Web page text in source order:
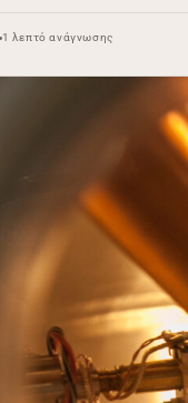
1 λεπτό ανάγνωσης